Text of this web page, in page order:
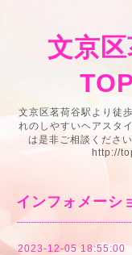
文京
文京区茗荷谷駅より徒
れのしやすいヘアスタ
は是非ご相談くださ
http://
インフォメーシ
2023-12-05 18:55:00